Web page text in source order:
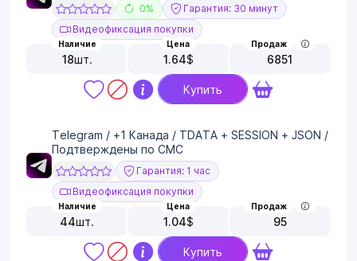
0%
Гарантия: 30 минут
Видеофиксация покупки
Наличие
18шт.
Цена
1.64$
Продаж
6851
Купить
Telegram / +1 Канада / TDATA + SESSION + JSON /
Подтверждены по СМС
Гарантия: 1 час
Видеофиксация покупки
Наличие
44шт.
Цена
1.04$
Продаж
95
Купить